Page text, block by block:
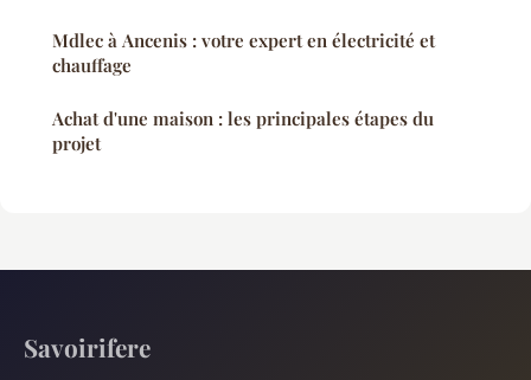
Mdlec à Ancenis : votre expert en électricité et
chauffage
Achat d'une maison : les principales étapes du
projet
Savoirifere